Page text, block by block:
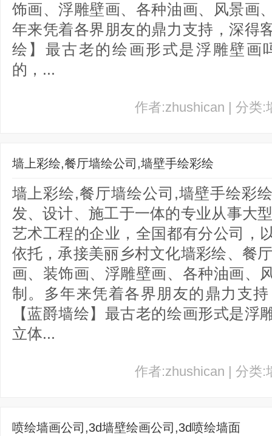
饰画、浮雕壁画、各种油画、风景画
年来凭着各界朋友的鼎力支持，深得
绘】最古老的绘画形式是浮雕壁画
的，...
作者:zhushican | 分类:
墙上彩绘,餐厅墙绘公司,墙壁手绘彩绘
墙上彩绘,餐厅墙绘公司,墙壁手绘彩
发、设计、施工于一体的专业从事大
艺术工程的企业，全国都有分公司，
依托，承接美丽乡村文化墙彩绘、餐
画、装饰画、浮雕壁画、各种油画、
制。多年来凭着各界朋友的鼎力支
【蓝爵墙绘】最古老的绘画形式是浮
立体...
作者:zhushican | 分类:
喷绘墙画公司,3d墙壁绘画公司,3d喷绘墙面